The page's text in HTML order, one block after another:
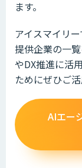
ます。
アイスマイリ
提供企業の一
やDX推進に活
ためにぜひご活
AIエー